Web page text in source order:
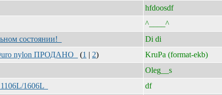
hfdoosdf
^____^
состоянии!
Di di
nylon ПРОДАНО
(1 | 2) KruPa (format-ekb)
Oleg__s
1606L
df